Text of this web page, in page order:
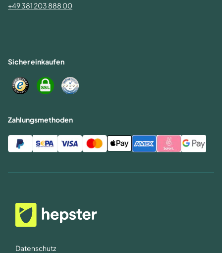
+49 381 203 888 00
Sicher einkaufen
Zahlungsmethoden
Datenschutz